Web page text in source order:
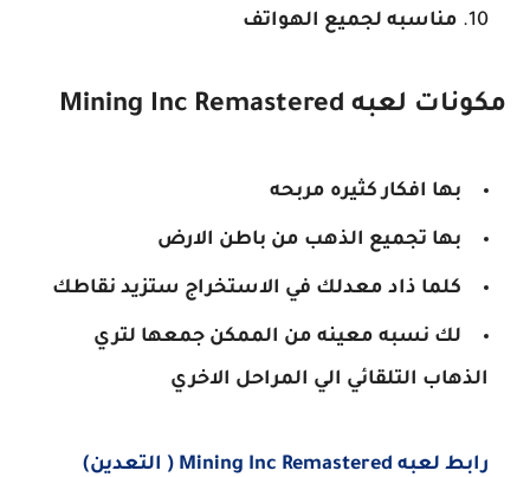
مناسبه لجميع الهواتف
مكونات لعبه Mining Inc Remastered
بها افكار كثيره مربحه
بها تجميع الذهب من باطن الارض
كلما ذاد معدلك في الاستخراج ستزيد نقاطك
لك نسبه معينه من الممكن جمعها لتري
الذهاب التلقائي الي المراحل الاخري
رابط لعبه Mining Inc Remastered ( التعدين)